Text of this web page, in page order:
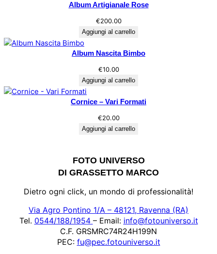
Album Artigianale Rose
€200.00
Aggiungi al carrello
Album Nascita Bimbo
€10.00
Aggiungi al carrello
Cornice – Vari Formati
€20.00
Aggiungi al carrello
FOTO UNIVERSO
DI GRASSETTO MARCO
Dietro ogni click, un mondo di professionalità!
Via Agro Pontino 1/A – 48121, Ravenna (RA)
Tel. 0544/188/1954 – Email: info@fotouniverso.it
C.F. GRSMRC74R24H199N
PEC: fu@pec.fotouniverso.it